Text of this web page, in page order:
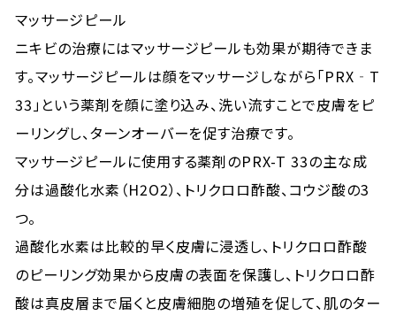
マッサージピール
ニキビの治療にはマッサージピールも効果が期待できま
す。マッサージピールは顔をマッサージしながら「PRX‐T
33」という薬剤を顔に塗り込み、洗い流すことで皮膚をピ
ーリングし、ターンオーバーを促す治療です。
マッサージピールに使用する薬剤のPRX-T 33の主な成
分は過酸化水素（H2O2）、トリクロロ酢酸、コウジ酸の3
つ。
過酸化水素は比較的早く皮膚に浸透し、トリクロロ酢酸
のピーリング効果から皮膚の表面を保護し、トリクロロ酢
酸は真皮層まで届くと皮膚細胞の増殖を促して、肌のター